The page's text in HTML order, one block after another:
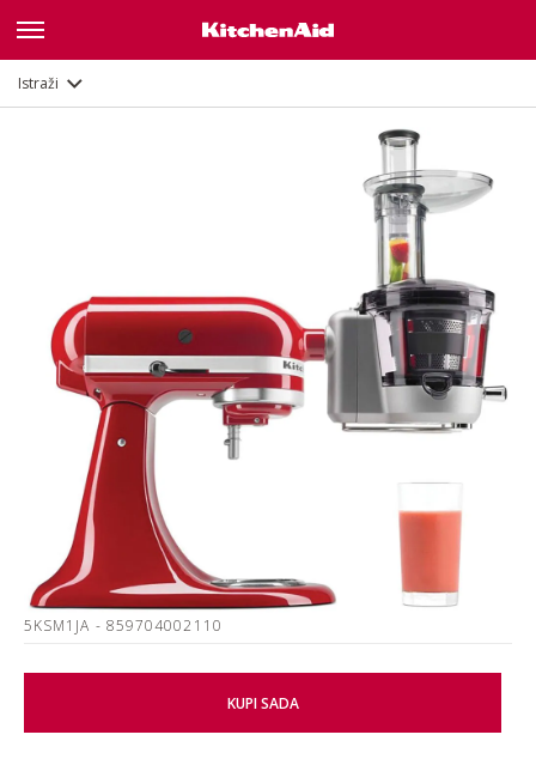
Istraži
5KSM1JA - 859704002110
KUPI SADA